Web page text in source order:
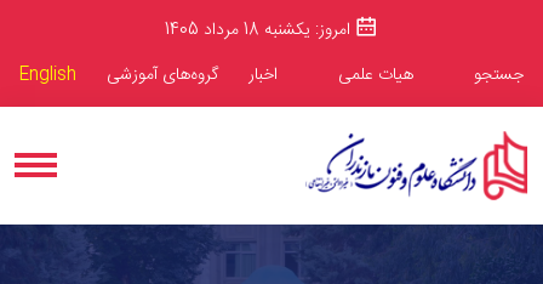
امروز: یکشنبه 18 مرداد 1405
جستجو
هیات علمی اخبار گروه‌های آموزشی English